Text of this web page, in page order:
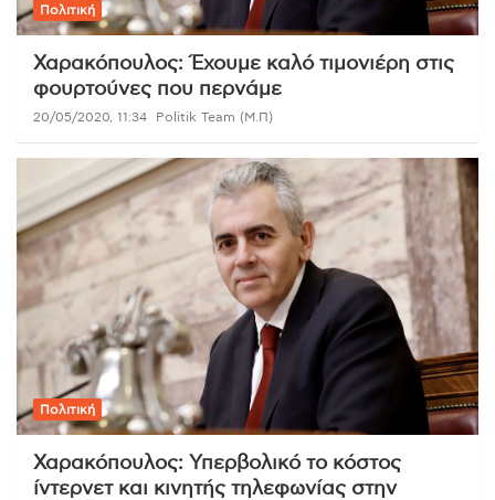
Πολιτική
Χαρακόπουλος: Έχουμε καλό τιμονιέρη στις
φουρτούνες που περνάμε
20/05/2020, 11:34 Politik Team (Μ.Π)
Πολιτική
Χαρακόπουλος: Υπερβολικό το κόστος
ίντερνετ και κινητής τηλεφωνίας στην